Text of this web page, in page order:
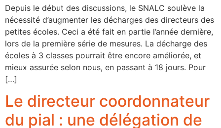
Depuis le début des discussions, le SNALC soulève la
nécessité d’augmenter les décharges des directeurs des
petites écoles. Ceci a été fait en partie l’année dernière,
lors de la première série de mesures. La décharge des
écoles à 3 classes pourrait être encore améliorée, et
mieux assurée selon nous, en passant à 18 jours. Pour
[…]
Le directeur coordonnateur
du pial : une délégation de